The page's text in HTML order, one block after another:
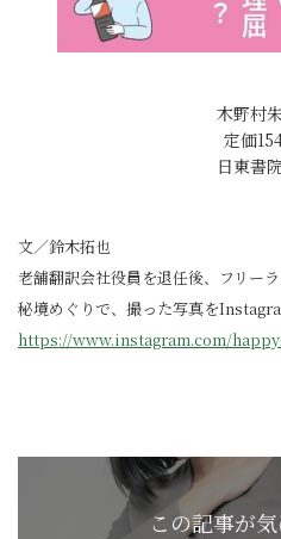
木野村
定価
日東書
文／鈴木拓也
老舗翻訳会社役員を退任後、フリー
秘境めぐりで、撮った写真を
https://www.instagram.com/
この記事が